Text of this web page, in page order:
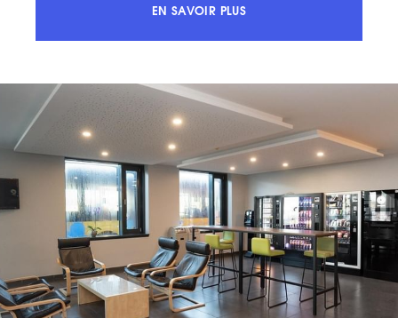
EN SAVOIR PLUSACCÉDEZ À 100% DU MARCHÉ ET